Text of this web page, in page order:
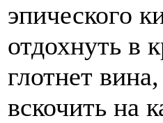
эпического
отдохнуть в
глотнет
вскочить на